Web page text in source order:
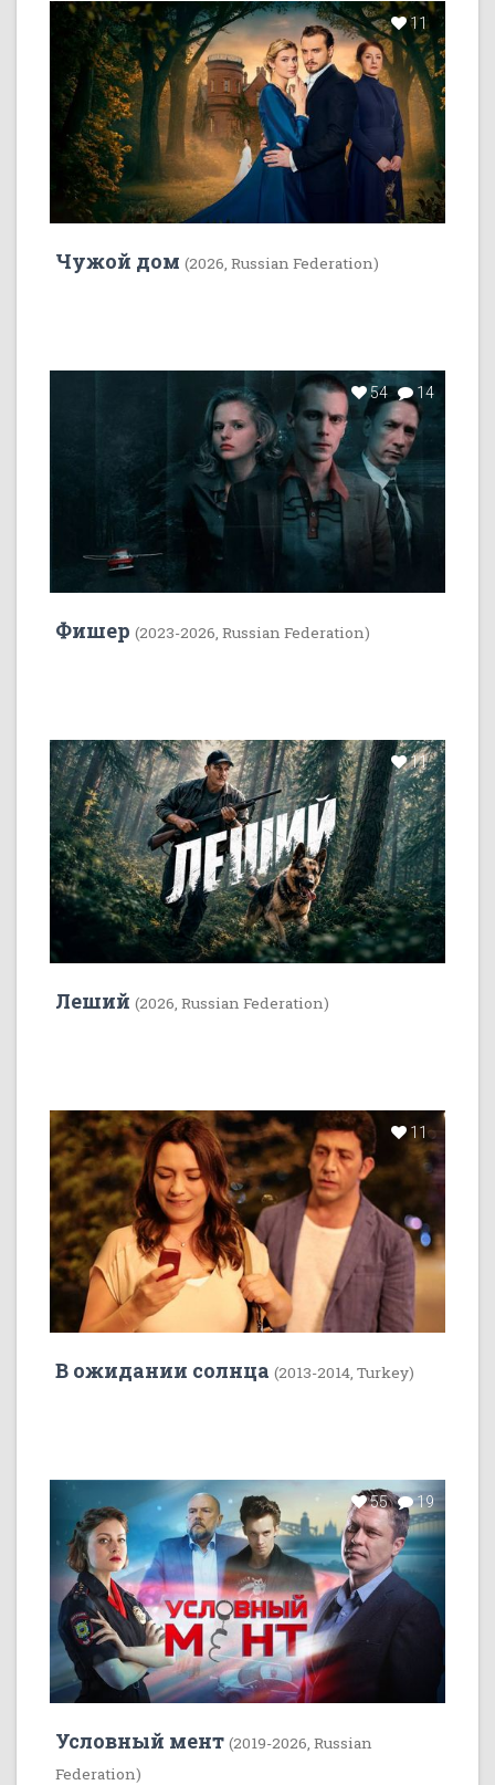
11
Чужой дом (2026, Russian Federation)
54 14
Фишер (2023-2026, Russian Federation)
11
Леший (2026, Russian Federation)
11
В ожидании солнца (2013-2014, Turkey)
55 19
Условный мент (2019-2026, Russian
Federation)